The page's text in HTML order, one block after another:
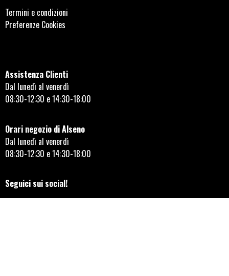
Termini e condizioni
Preferenze Cookies
Assistenza Clienti
Dal lunedì al venerdì
08:30-12:30 e 14:30-18:00
Orari negozio di Alseno
Dal lunedì al venerdì
08:30-12:30 e 14:30-18:00
Seguici sui social!